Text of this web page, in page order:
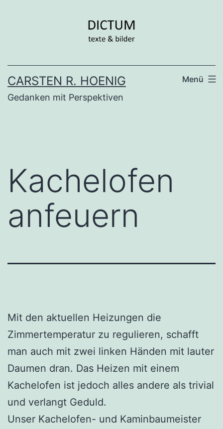
CARSTEN R. HOENIG
Gedanken mit Perspektiven
Menü
Kachelofen
anfeuern
Mit den aktuellen Heizungen die
Zimmertemperatur zu regulieren, schafft
man auch mit zwei linken Händen mit lauter
Daumen dran. Das Heizen mit einem
Kachelofen ist jedoch alles andere als trivial
und verlangt Geduld.
Unser Kachelofen- und Kaminbaumeister